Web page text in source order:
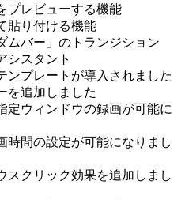
プレビューする機能
貼り付ける機能
ムバー」のトランジション
シスタント
ンプレートが導入されました
を追加しました
定ウィンドウの録画が可能に
時間の設定が可能になりまし
スクリック効果を追加しまし